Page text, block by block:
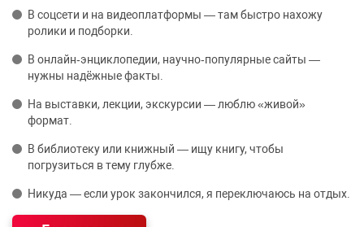
В соцсети и на видеоплатформы — там быстро нахожу
ролики и подборки.
В онлайн‑энциклопедии, научно‑популярные сайты —
нужны надёжные факты.
На выставки, лекции, экскурсии — люблю «живой»
формат.
В библиотеку или книжный — ищу книгу, чтобы
погрузиться в тему глубже.
Никуда — если урок закончился, я переключаюсь на отдых.